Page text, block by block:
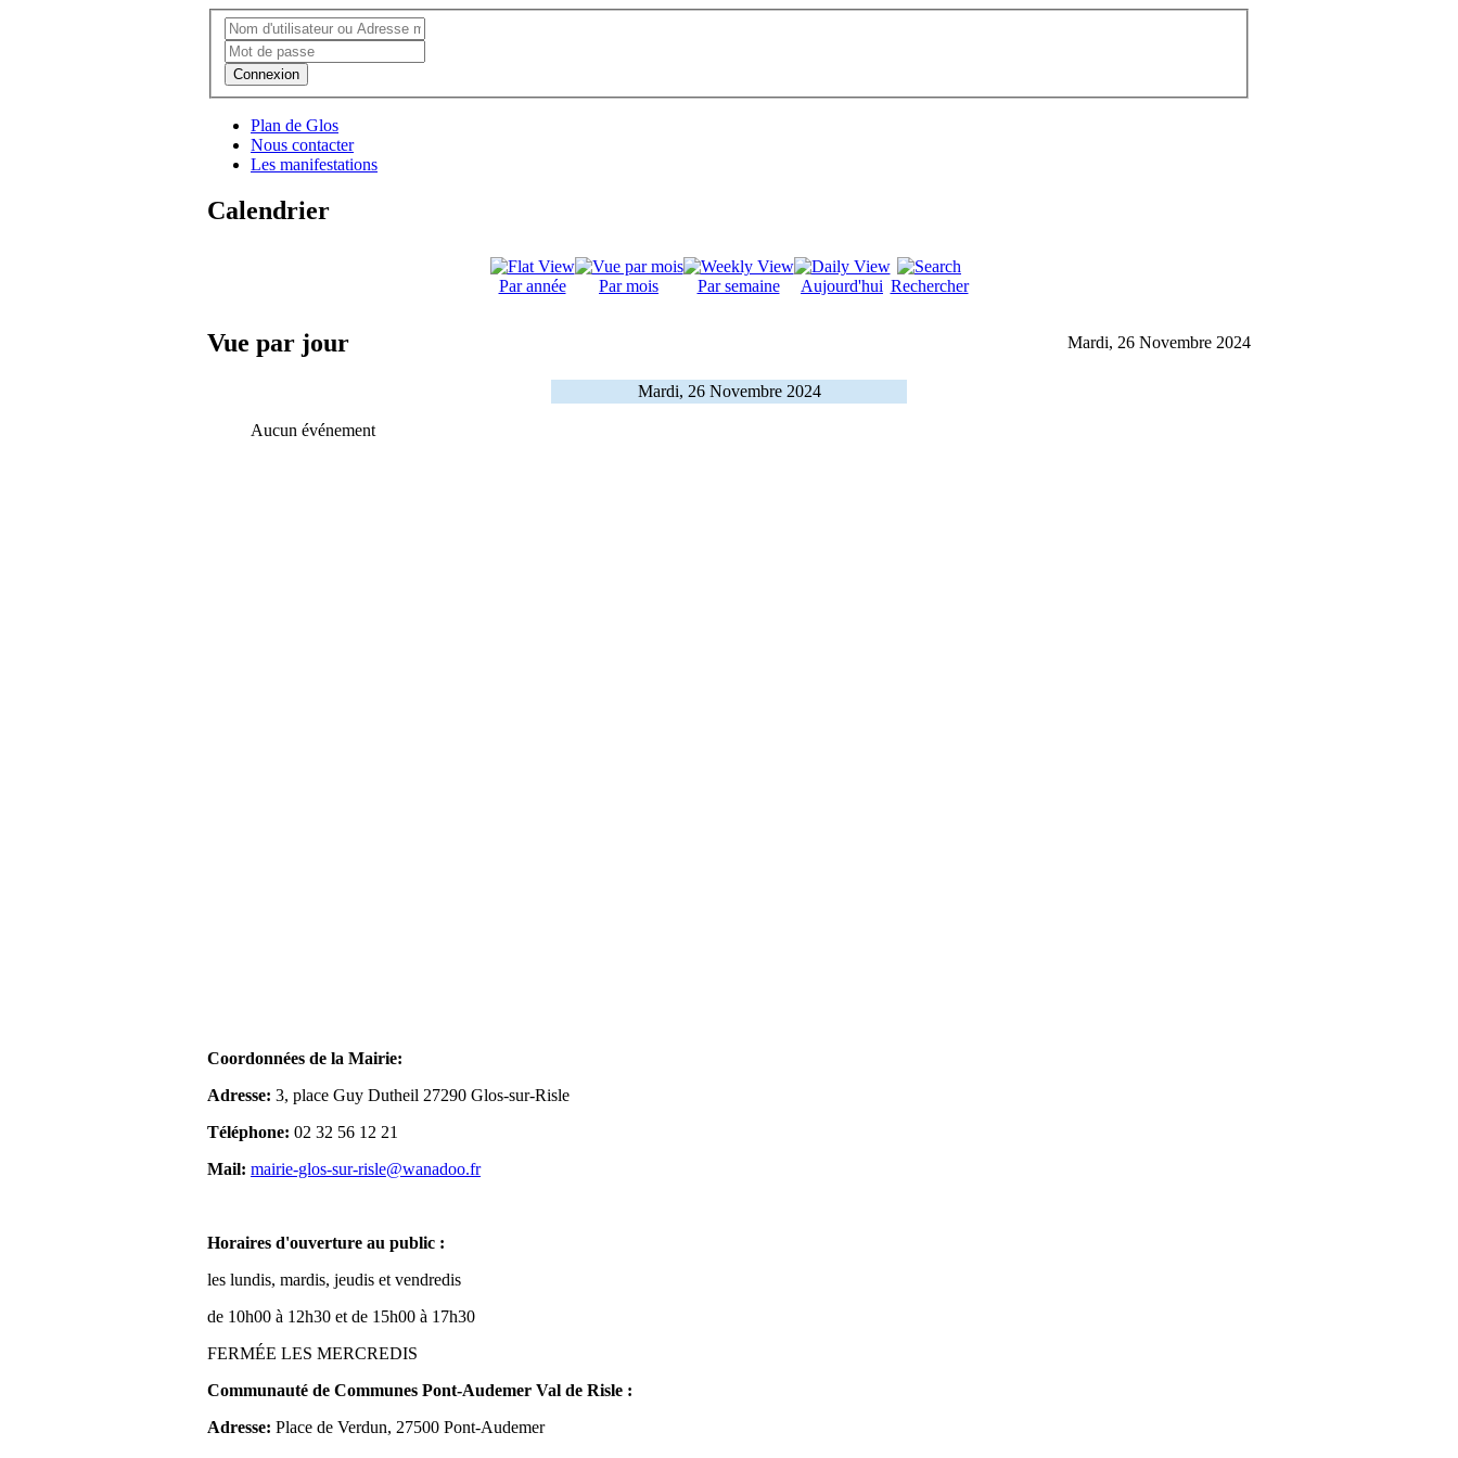
Connexion
Plan de Glos
Nous contacter
Les manifestations
Calendrier
Par année Par mois Par semaine Aujourd'hui Rechercher
Vue par jour Mardi, 26 Novembre 2024
Mardi, 26 Novembre 2024
Aucun événement
Coordonnées de la Mairie:
Adresse: 3, place Guy Dutheil 27290 Glos-sur-Risle
Téléphone: 02 32 56 12 21
Mail: mairie-glos-sur-risle@wanadoo.fr
Horaires d'ouverture au public :
les lundis, mardis, jeudis et vendredis
de 10h00 à 12h30 et de 15h00 à 17h30
FERMÉE LES MERCREDIS
Communauté de Communes Pont-Audemer Val de Risle :
Adresse: Place de Verdun, 27500 Pont-Audemer